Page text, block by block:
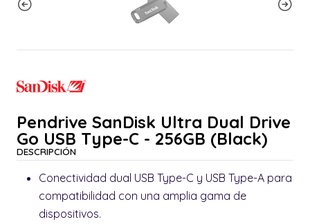
Pendrive SanDisk Ultra Dual Drive
Go USB Type-C - 256GB (Black)
DESCRIPCIÓN
Conectividad dual USB Type-C y USB Type-A para
compatibilidad con una amplia gama de
dispositivos.